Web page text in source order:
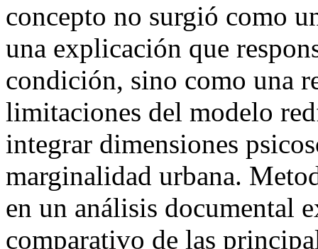
concepto no surgió como
una explicación que
condición, sino como una
limitaciones del modelo
integrar dimensiones
marginalidad urbana.
en un análisis documental
comparativo de las